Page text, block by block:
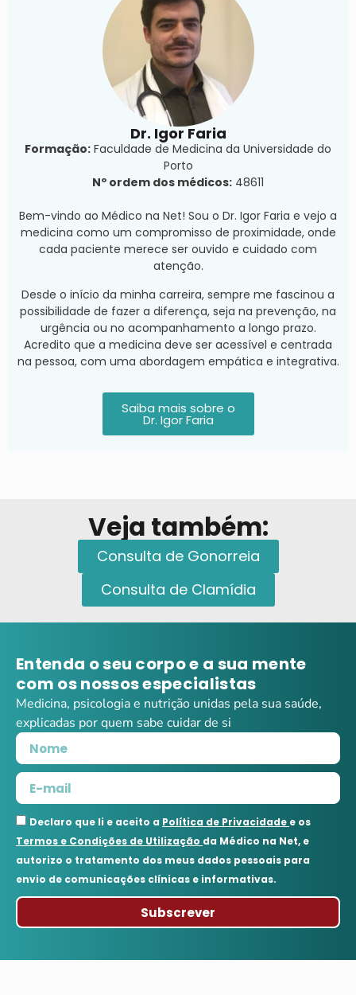
Dr. Igor Faria
Formação: Faculdade de Medicina da Universidade do
Porto
Nº ordem dos médicos: 48611
Bem-vindo ao Médico na Net! Sou o Dr. Igor Faria e vejo a
medicina como um compromisso de proximidade, onde
cada paciente merece ser ouvido e cuidado com
atenção.
Desde o início da minha carreira, sempre me fascinou a
possibilidade de fazer a diferença, seja na prevenção, na
urgência ou no acompanhamento a longo prazo.
Acredito que a medicina deve ser acessível e centrada
na pessoa, com uma abordagem empática e integrativa.
Saiba mais sobre o
Dr. Igor Faria
Veja também:
Consulta de Gonorreia
Consulta de Clamídia
Entenda o seu corpo e a sua mente
com os nossos especialistas
Medicina, psicologia e nutrição unidas pela sua saúde,
explicadas por quem sabe cuidar de si
Declaro que li e aceito a Política de Privacidade e os
Termos e Condições de Utilização da Médico na Net, e
autorizo o tratamento dos meus dados pessoais para
envio de comunicações clínicas e informativas.
Subscrever